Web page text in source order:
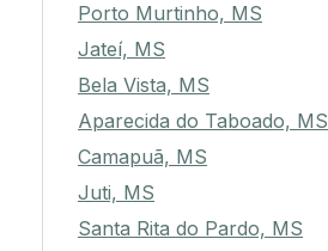
Porto Murtinho, MS
Jateí, MS
Bela Vista, MS
Aparecida do Taboado, MS
Camapuã, MS
Juti, MS
Santa Rita do Pardo, MS